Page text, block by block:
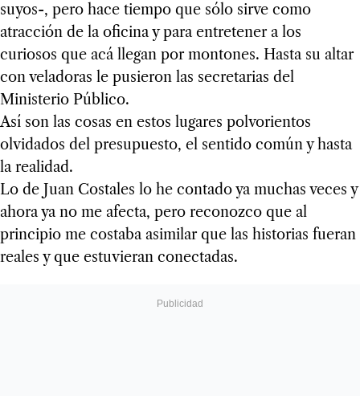
suyos-, pero hace tiempo que sólo sirve como
atracción de la oficina y para entretener a los
curiosos que acá llegan por montones. Hasta su altar
con veladoras le pusieron las secretarias del
Ministerio Público.
Así son las cosas en estos lugares polvorientos
olvidados del presupuesto, el sentido común y hasta
la realidad.
Lo de Juan Costales lo he contado ya muchas veces y
ahora ya no me afecta, pero reconozco que al
principio me costaba asimilar que las historias fueran
reales y que estuvieran conectadas.